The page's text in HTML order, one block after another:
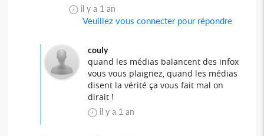
il y a 1 an
Veuillez vous connecter pour répondre
couly
quand les médias balancent des infox
vous vous plaignez, quand les médias
disent la vérité ça vous fait mal on
dirait !
il y a 1 an